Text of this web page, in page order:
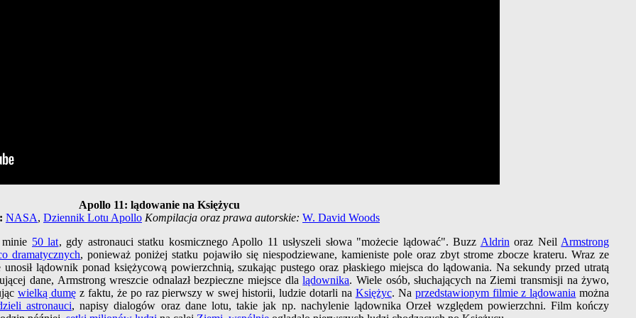
Apollo 11: lądowanie na Księżycu
NASA, Dziennik Lotu Apollo Kompilacja oraz prawa autorskie: W. David Woods
50 lat, gdy astronauci statku kosmicznego Apollo 11 usłyszeli słowa "możecie lądować". Buzz Aldrin oraz Neil Armstrong
dramatycznych, ponieważ poniżej statku pojawiło się niespodziewane, kamieniste pole oraz zbyt strome zbocze krateru. Wraz ze
lądownik ponad księżycową powierzchnią, szukając pustego oraz płaskiego miejsca do lądowania. Na sekundy przed utratą
dane, Armstrong wreszcie odnalazł bezpieczne miejsce dlalądownika. Wiele osób, słuchających na Ziemi transmisji na żywo,
wielką dumęz faktu, że po raz pierwszy w swej historii, ludzie dotarli na Księżyc. Na przedstawionym filmie z lądowania można
astronauci, napisy dialogów oraz dane lotu, takie jak np. nachylenie lądownika Orzeł względem powierzchni. Film kończy